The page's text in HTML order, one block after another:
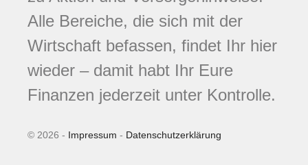
Alle Bereiche, die sich mit der
Wirtschaft befassen, findet Ihr hier
wieder – damit habt Ihr Eure
Finanzen jederzeit unter Kontrolle.
© 2026 - Impressum - Datenschutzerklärung